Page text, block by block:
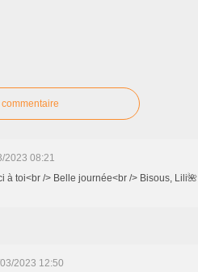
2023 08:21
à toi<br /> Belle journée<br /> Bisous, Lili🌺
2023 12:50